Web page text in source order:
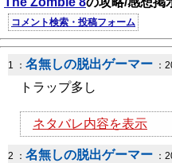
コメント検索・投稿フォーム
1 ： 名無しの脱出ゲーマー ：
トラップ多し
ネタバレ内容を表示
2 ： 名無しの脱出ゲーマー ：